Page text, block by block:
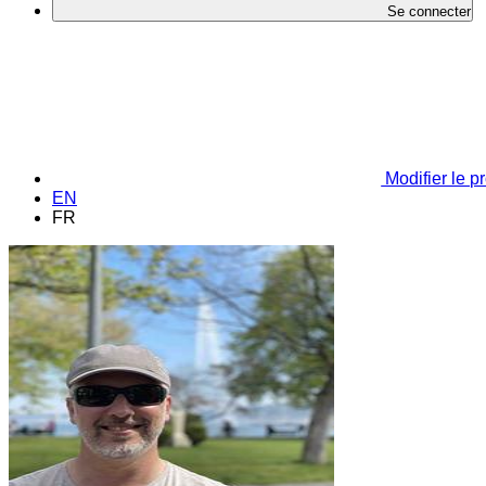
Se connecter
Modifier le
EN
FR